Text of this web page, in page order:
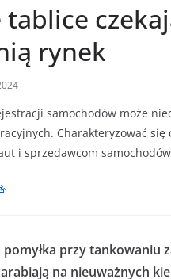
tablice
rynek
samochodów może
Charakteryzować
i sprzedawcom
przy tankowaniu
na nieuważnych